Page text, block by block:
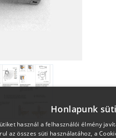
Honlapunk
használ a felhasználói élmény
az összes süti használatához, a